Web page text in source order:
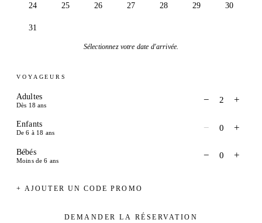
24 25 26 27 28 29 30
31
Sélectionnez votre date d'arrivée.
VOYAGEURS
Adultes
Dès 18 ans − 2 +
Enfants
De 6 à 18 ans − 0 +
Bébés
Moins de 6 ans − 0 +
+ AJOUTER UN CODE PROMO
DEMANDER LA RÉSERVATION